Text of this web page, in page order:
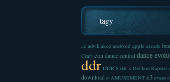
tagy
ac advik akce android apple arcade
Craft con dance central dance
ddr DDR S ddr x DefJam Rapstar
download e-AMUSEMENT e3 evans